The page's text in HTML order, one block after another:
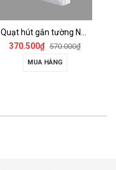
Quạt hút gắn tường Nanoco NWV1520
370.500₫ 570.000₫
MUA HÀNG